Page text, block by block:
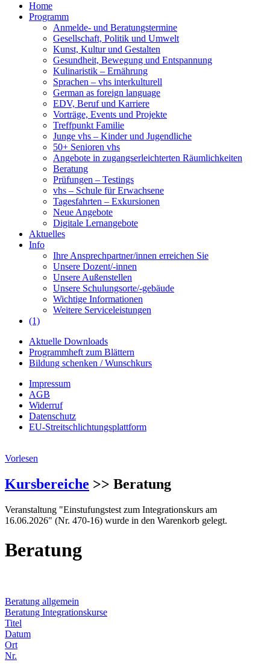
Home
Programm
Anmelde- und Beratungstermine
Gesellschaft, Politik und Umwelt
Kunst, Kultur und Gestalten
Gesundheit, Bewegung und Entspannung
Kulinaristik – Ernährung
Sprachen – vhs interkulturell
German as foreign language
EDV, Beruf und Karriere
Vorträge, Events und Projekte
Treffpunkt Familie
Junge vhs – Kinder und Jugendliche
50+ Senioren vhs
Angebote in zugangserleichterten Räumlichkeiten
Beratung
Prüfungen – Testings
vhs – Schule für Erwachsene
Tagesfahrten – Exkursionen
Neue Angebote
Digitale Lernangebote
Aktuelles
Info
Ihre Ansprechpartner/innen erreichen Sie
Unsere Dozent/-innen
Unsere Außenstellen
Unsere Schulungsorte/-gebäude
Wichtige Informationen
Weitere Serviceleistungen
(1)
Aktuelle Downloads
Programmheft zum Blättern
Bildung schenken / Wunschkurs
Impressum
AGB
Widerruf
Datenschutz
EU-Streitschlichtungsplattform
Vorlesen
Kursbereiche >> Beratung
Veranstaltung "Einstufungstest zum Integrationskurs am
16.06.2026" (Nr. 470-16) wurde in den Warenkorb gelegt.
Beratung
Beratung allgemein
Beratung Integrationskurse
Titel
Datum
Ort
Nr.